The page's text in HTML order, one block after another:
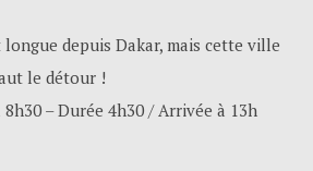
depuis Dakar, mais cette ville
le détour !
– Durée 4h30 / Arrivée à 13h